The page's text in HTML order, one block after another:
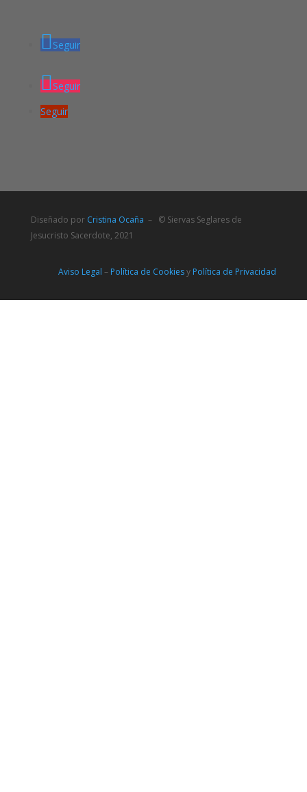
Seguir
Seguir
Seguir
Diseñado por Cristina Ocaña – © Siervas Seglares de
Jesucristo Sacerdote, 2021
Aviso Legal – Política de Cookiesy Política de Privacidad